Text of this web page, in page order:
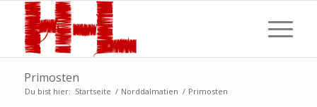
Primosten
Du bist hier: Startseite / Norddalmatien / Primosten